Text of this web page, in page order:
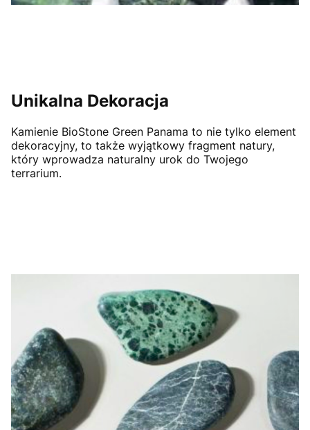
Unikalna Dekoracja
Kamienie BioStone Green Panama to nie tylko element
dekoracyjny, to także wyjątkowy fragment natury,
który wprowadza naturalny urok do Twojego
terrarium.